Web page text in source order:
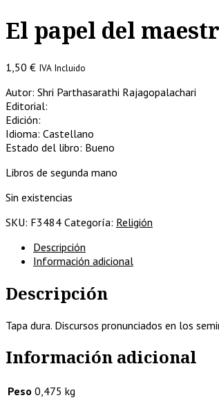
El papel del
1,50 € IVA Incluido
Autor: Shri Parthasarathi Rajagopalachari
Editorial:
Edición:
Idioma: Castellano
Estado del libro: Bueno
Libros de segunda mano
Sin existencias
SKU: F3484 Categoría: Religión
Descripción
Información adicional
Descripción
Tapa dura. Discursos pronunciados en los
Información adicional
Peso 0,475 kg